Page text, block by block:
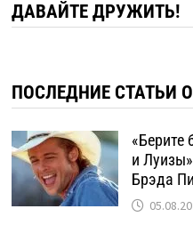
ДАВАЙТЕ ДРУЖИТЬ!
ПОСЛЕДНИЕ СТАТЬИ
«Берите
и
Брэда